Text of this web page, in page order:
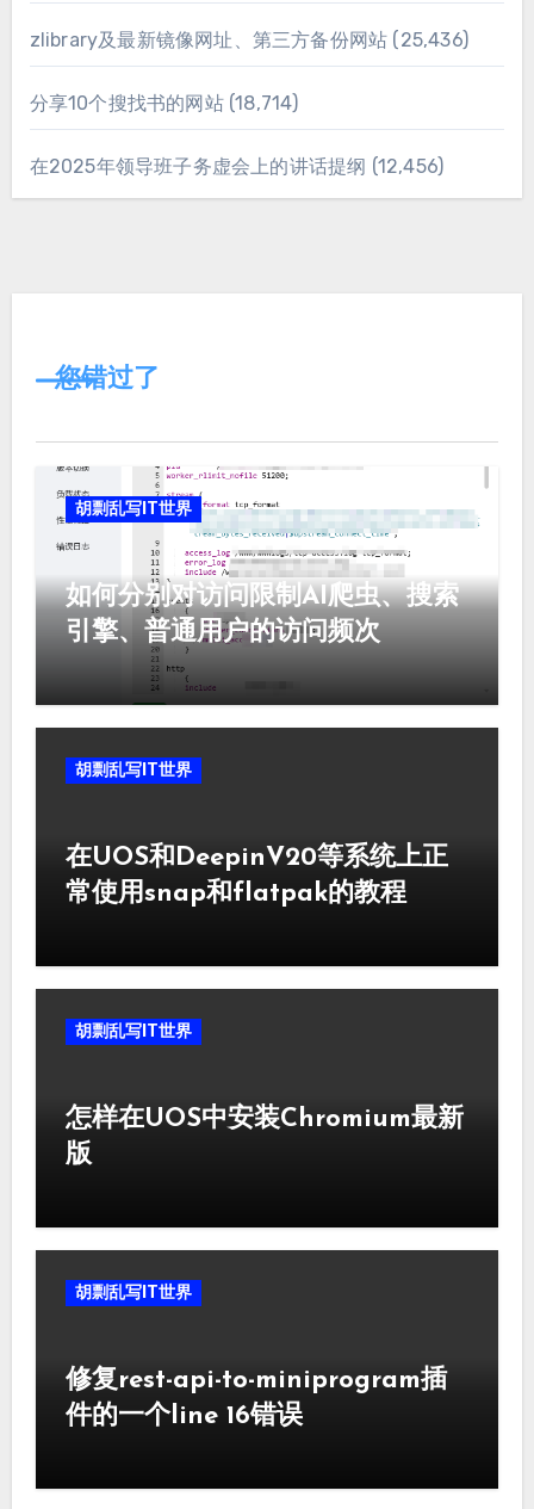
zlibrary及最新镜像网址、第三方备份网站 (25,436)
分享10个搜找书的网站 (18,714)
在2025年领导班子务虚会上的讲话提纲 (12,456)
您错过了
胡剽乱写IT世界
如何分别对访问限制AI爬虫、搜索
引擎、普通用户的访问频次
胡剽乱写IT世界
在UOS和DeepinV20等系统上正
常使用snap和flatpak的教程
胡剽乱写IT世界
怎样在UOS中安装Chromium最新
版
胡剽乱写IT世界
修复rest-api-to-miniprogram插
件的一个line 16错误